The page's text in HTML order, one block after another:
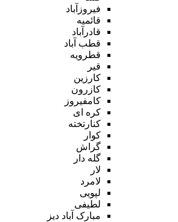
فیروزآباد
قائمیه
قادرآباد
قطب آباد
قطرویه
قیر
کارزین
کازرون
کامفیروز
کره ای
کنارتخته
کوار
گراش
گله دار
لار
لامرد
لپویی
لطیفی
مبارک آباد دیز